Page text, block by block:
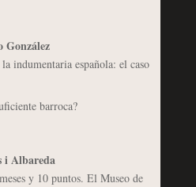
González
indumentaria española: el caso
barroca?
i Albareda
y 10 puntos. El Museo de